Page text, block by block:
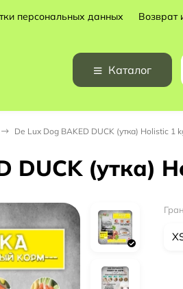
персональных данных Возврат
Каталог
De Lux Dog BAKED DUCK (утка) Holistic 1
DUCK (утка)